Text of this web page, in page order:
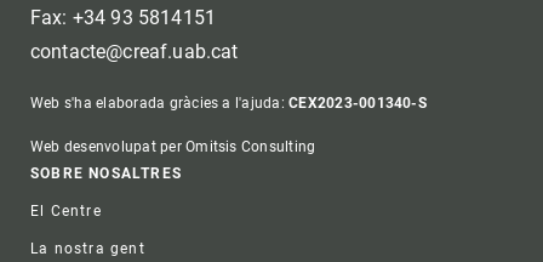
Fax: +34 93 5814151
contacte@creaf.uab.cat
Web s'ha elaborada gràcies a l'ajuda:CEX2023-001340-S
Web desenvolupat per Omitsis Consulting
Footer
SOBRE NOSALTRES
El Centre
La nostra gent